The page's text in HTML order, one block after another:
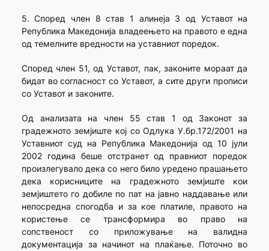
5. Според член 8 став 1 алинеја 3 од Уставот на
Република Македонија владеењето на правото е една
од темелните вредности на уставниот поредок.
Според член 51, од Уставот, пак, законите мораат да
бидат во согласност со Уставот, а сите други прописи
со Уставот и законите.
Од анализата на член 55 став 1 од Законот за
градежното земјиште кој со Одлука У.бр.172/2001 на
Уставниот суд на Република Македонија од 10 јули
2002 година беше отстранет од правниот поредок
произлегувало дека со него било уредено прашањето
дека корисниците на градежното земјиште кои
земјиштето го добиле по пат на јавно наддавање или
непосредна спогодба и за кое платиле, правото на
користење се трансформира во право на
сопственост со приложување на валидна
документација за начинот на плаќање. Поточно во